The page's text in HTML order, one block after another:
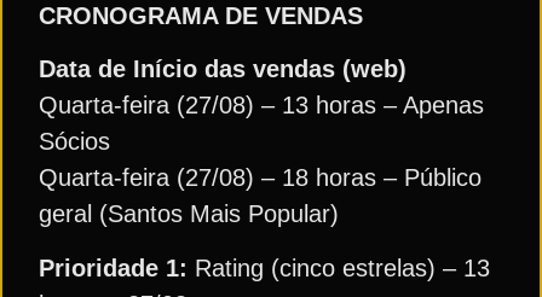
CRONOGRAMA DE VENDAS
Data de Início das vendas (web)
Quarta-feira (27/08) – 13 horas – Apenas
Sócios
Quarta-feira (27/08) – 18 horas – Público
geral (Santos Mais Popular)
Prioridade 1: Rating (cinco estrelas) – 13